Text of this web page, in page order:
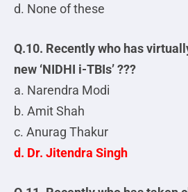
d. None of these
Q.10. Recently who has
new ‘NIDHI i-TBIs’ ???
a. Narendra Modi
b. Amit Shah
c. Anurag Thakur
d. Dr. Jitendra Singh